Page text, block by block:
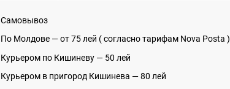
Самовывоз
По Молдове — от 75 лей ( согласно тарифам Nova Posta )
Курьером по Кишиневу — 50 лей
Курьером в пригород Кишинева — 80 лей